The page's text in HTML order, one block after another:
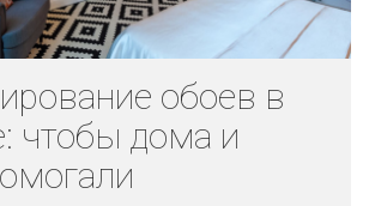
обоев в
чтобы дома и